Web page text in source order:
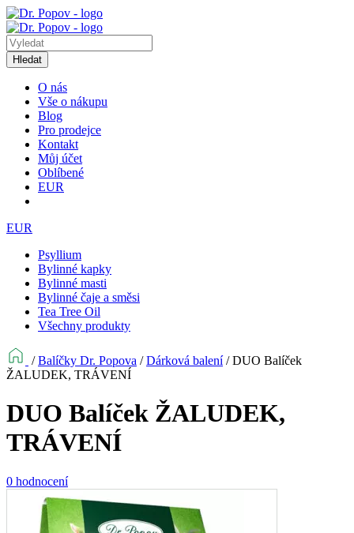
Hledat
O nás
Vše o nákupu
Blog
Pro prodejce
Kontakt
Můj účet
Oblíbené
EUR
EUR
Psyllium
Bylinné kapky
Bylinné masti
Bylinné čaje a směsi
Tea Tree Oil
Všechny produkty
/Balíčky Dr. Popova /Dárková balení/DUO Balíček
ŽALUDEK, TRÁVENÍ
DUO Balíček ŽALUDEK,
TRÁVENÍ
0 hodnocení